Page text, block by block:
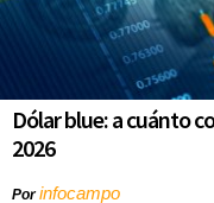
Dólar blue: a cuánto
2026
Porinfocampo